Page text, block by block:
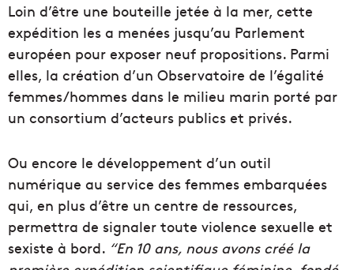
Loin d’être une bouteille jetée à la mer, cette
expédition les a menées jusqu’au Parlement
européen pour exposer neuf propositions. Parmi
elles, la création d’un Observatoire de l’égalité
femmes/hommes dans le milieu marin porté par
un consortium d’acteurs publics et privés.
Ou encore le développement d’un outil
numérique au service des femmes embarquées
qui, en plus d’être un centre de ressources,
permettra de signaler toute violence sexuelle et
sexiste à bord. “En 10 ans, nous avons créé la